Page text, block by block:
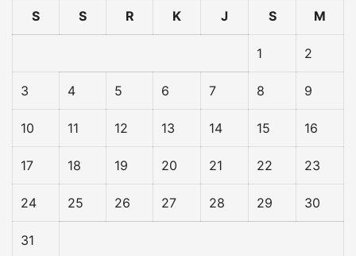
S
S R K J S M
1 2
3 4 5 6 7 8 9
10 11 12 13 14 15 16
17 18 19 20 21 22 23
24 25 26 27 28 29 30
31